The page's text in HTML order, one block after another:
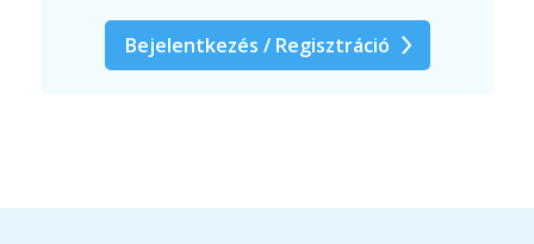
Bejelentkezés / Regisztráció